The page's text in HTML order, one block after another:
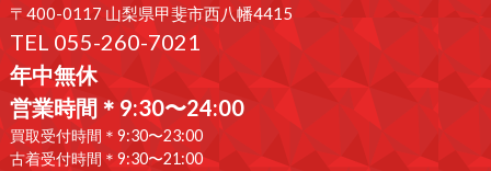
〒400-0117 山梨県甲斐市西八幡4415
TEL 055-260-7021
年中無休
営業時間＊9:30〜24:00
買取受付時間＊9:30〜23:00
古着受付時間＊9:30〜21:00